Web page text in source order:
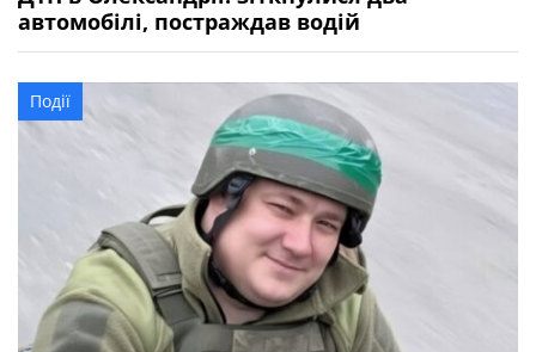
автомобілі, постраждав водій
Події